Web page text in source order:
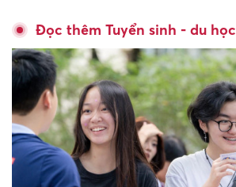
Đọc thêm Tuyển sinh - du học